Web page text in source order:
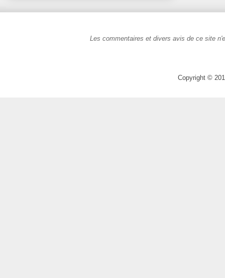
Les commentaires et divers avis de ce site
Copyright ©